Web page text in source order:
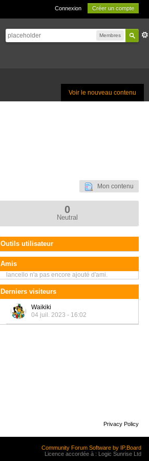
Connexion Créer un compte
Membres
Voir le nouveau contenu
Mon contenu
0
Neutral
Outils utilisateur
Amis
lancello n'a pas encore ajouté d'ami.
Derniers visiteurs
Waikiki
04 juil. 2023 - 16:02
Privacy Policy
Community Forum Software by IP.Board
Licence accordée à : Logic Sunrise Ltd